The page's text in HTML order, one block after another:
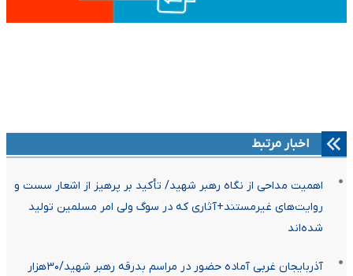
اخبار مرتبط
اهمیت مداحی از نگاه رهبر شهید/ تأکید بر پرهیز از اشعار سست و
روایت‌های غیرمستند+آثاری که در سوگ ولی امر مسلمین تولید
شده‌اند
آذربایجان غربی آماده حضور در مراسم بدرقه رهبر شهید/۳۰هزار